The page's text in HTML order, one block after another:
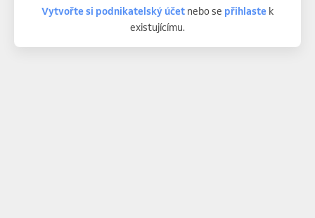
Vytvořte si podnikatelský účetnebo se přihlastek
existujícímu.